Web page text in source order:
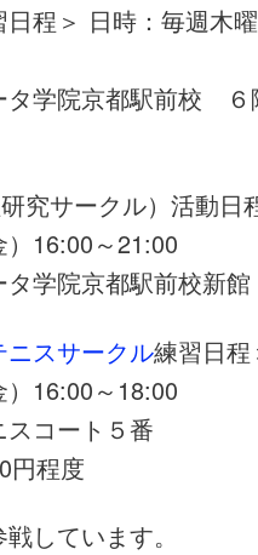
日程＞ 日時：毎週木
タ学院京都駅前校 ６
究サークル）活動日
16:00～21:00
学院京都駅前校新館
ニスサークル練習日程
16:00～18:00
コート５番
円程度
しています。